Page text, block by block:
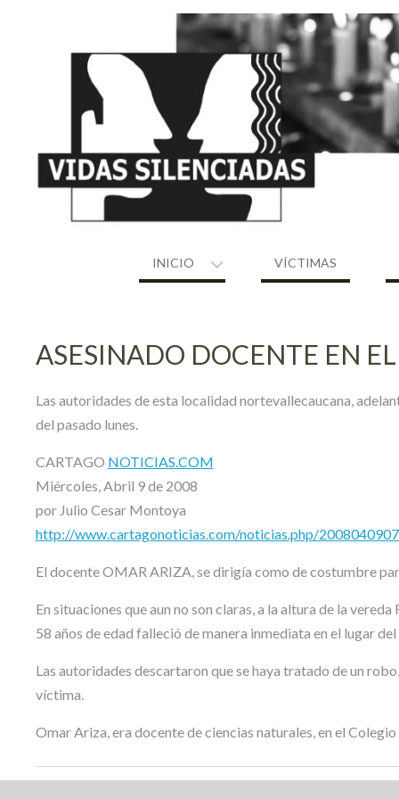
INICIO VÍCTIMAS
ASESINADO DOCENTE EN
Las autoridades de esta localidad nortevallecaucana,
del pasado lunes.
CARTAGO NOTICIAS.COM
Miércoles, Abril 9 de 2008
por Julio Cesar Montoya
http://www.cartagonoticias.com/noticias.php/
El docente OMAR ARIZA, se dirigía como de costumbre
En situaciones que aun no son claras, a la altura de la
58 años de edad falleció de manera inmediata en el lugar
Las autoridades descartaron que se haya tratado de un
víctima.
Omar Ariza, era docente de ciencias naturales, en el